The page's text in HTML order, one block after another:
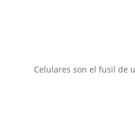
Celulares son el fusil de